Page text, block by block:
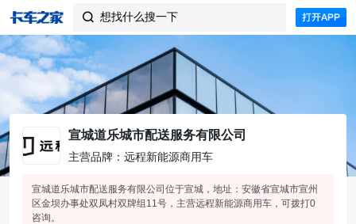
 想找什么搜一下
宣城道乐城市配送服务有限公司
主营品牌：远程新能源商用车
宣城道乐城市配送服务有限公司位于宣城，地址：安徽省宣城市宣州
区金坝办事处双凤村双牌组11号，主营远程新能源商用车，可拨打0
咨询。